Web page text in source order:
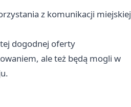
z komunikacji miejskiej
dogodnej oferty
ale też będą mogli w